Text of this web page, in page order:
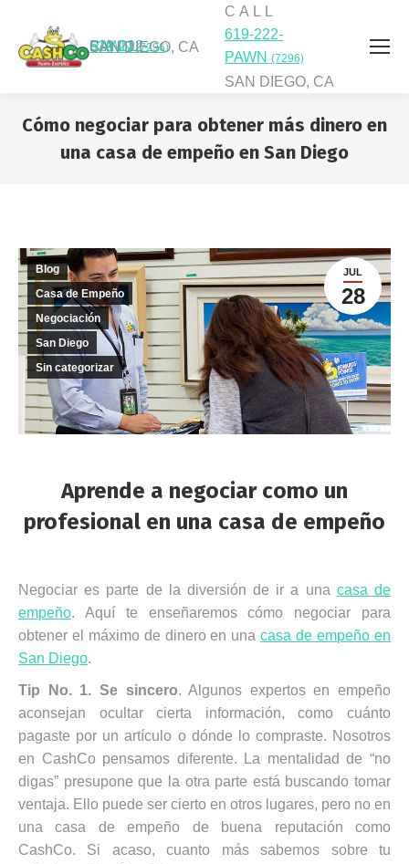
C A L L
619-222-PAWN (7296)
SAN DIEGO, CA
C A L L
619-222-
PAWN (7296)
SAN DIEGO, CA
Cómo negociar para obtener más dinero en
una casa de empeño en San Diego
JUL
28
Blog
Casa de Empeño
Negociación
San Diego
Sin categorizar
Aprende a negociar como un
profesional en una casa de empeño
Negociar es parte de la diversión de ir a una casa de
empeño. Aquí te enseñaremos cómo negociar para
obtener el máximo de dinero en unacasa de empeño en
San Diego.
Tip No. 1. Se sincero. Algunos expertos en empeño
aconsejan ocultar cierta información, como cuánto
pagaste por un artículo o dónde lo compraste. Nosotros
en CashCo pensamos diferente. La mentalidad de “no
digas” presupone que la otra parte está buscando tomar
ventaja. Ello puede ser cierto en otros lugares, pero no en
una casa de empeño de buena reputación como
CashCo. Si acaso, cuanto más sabemos sobre tu